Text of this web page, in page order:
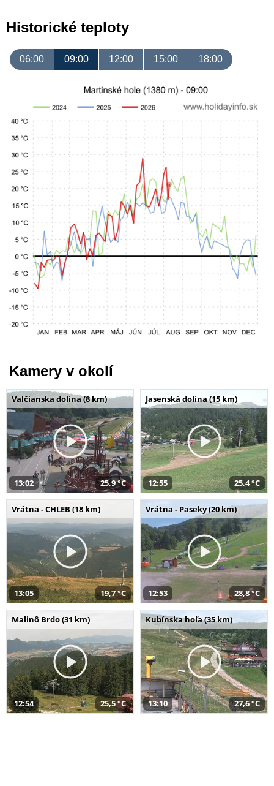
Historické teploty
06:00 09:00 12:00 15:00 18:00
Kamery v okolí
Valčianska dolina (8 km)
13:02 25,9 °C
Jasenská dolina (15 km)
12:55 25,4 °C
Vrátna - CHLEB (18 km)
13:05 19,7 °C
Vrátna - Paseky (20 km)
12:53 28,8 °C
Malinô Brdo (31 km)
12:54 25,5 °C
Kubínska hoľa (35 km)
13:10 27,6 °C